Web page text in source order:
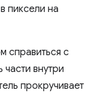
пиксели на
справиться с
внутри
прокручивает